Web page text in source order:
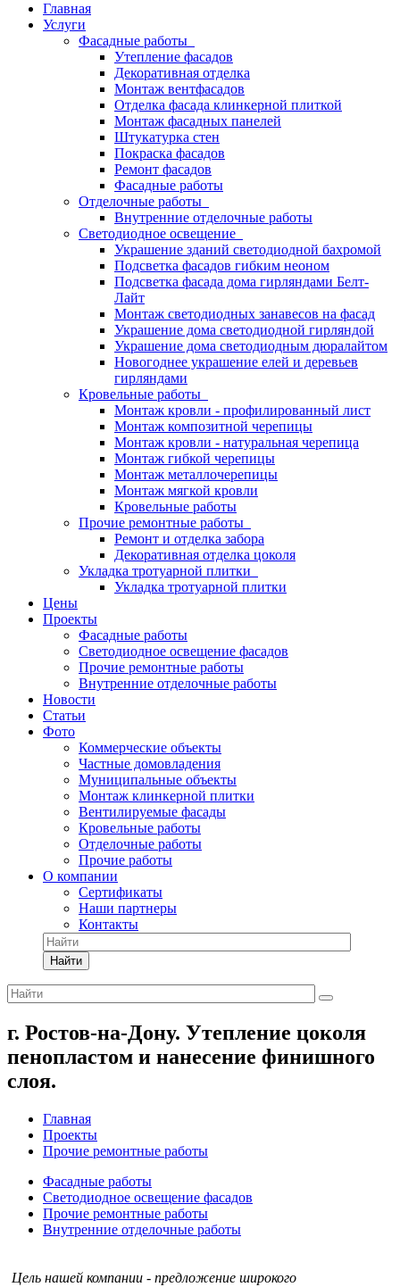
Главная
Услуги
Фасадные работы
Утепление фасадов
Декоративная отделка
Монтаж вентфасадов
Отделка фасада клинкерной плиткой
Монтаж фасадных панелей
Штукатурка стен
Покраска фасадов
Ремонт фасадов
Фасадные работы
Отделочные работы
Внутренние отделочные работы
Светодиодное освещение
Украшение зданий светодиодной бахромой
Подсветка фасадов гибким неоном
Подсветка фасада дома гирляндами Белт-
Лайт
Монтаж светодиодных занавесов на фасад
Украшение дома светодиодной гирляндой
Украшение дома светодиодным дюралайтом
Новогоднее украшение елей и деревьев
гирляндами
Кровельные работы
Монтаж кровли - профилированный лист
Монтаж композитной черепицы
Монтаж кровли - натуральная черепица
Монтаж гибкой черепицы
Монтаж металлочерепицы
Монтаж мягкой кровли
Кровельные работы
Прочие ремонтные работы
Ремонт и отделка забора
Декоративная отделка цоколя
Укладка тротуарной плитки
Укладка тротуарной плитки
Цены
Проекты
Фасадные работы
Светодиодное освещение фасадов
Прочие ремонтные работы
Внутренние отделочные работы
Новости
Статьи
Фото
Коммерческие объекты
Частные домовладения
Муниципальные объекты
Монтаж клинкерной плитки
Вентилируемые фасады
Кровельные работы
Отделочные работы
Прочие работы
О компании
Сертификаты
Наши партнеры
Контакты
Найти
г. Ростов-на-Дону. Утепление цоколя
пенопластом и нанесение финишного
слоя.
Главная
Проекты
Прочие ремонтные работы
Фасадные работы
Светодиодное освещение фасадов
Прочие ремонтные работы
Внутренние отделочные работы
Цель нашей компании - предложение широкого